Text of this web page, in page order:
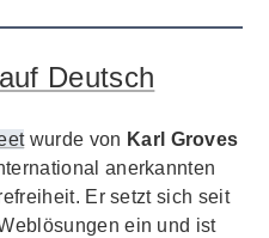
Deutsch
wurde von Karl Groves
anerkannten
Er setzt sich seit
ein und ist